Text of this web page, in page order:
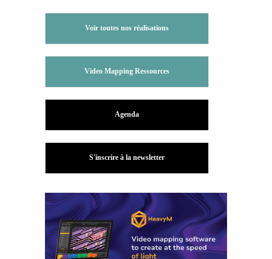
Voir toutes nos réalisations
Video Mapping Ressources
Agenda
S'inscrire à la newsletter